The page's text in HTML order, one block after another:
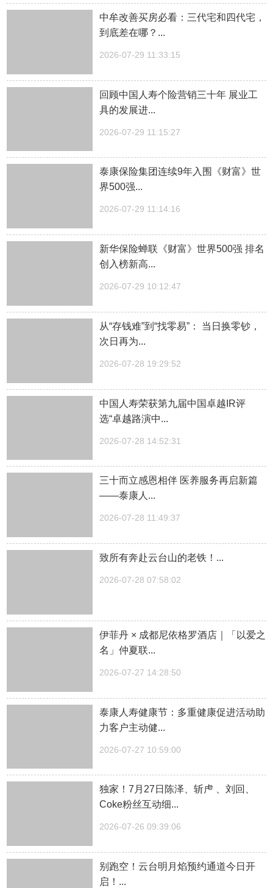
中牟改善买房必看：三代宅和四代宅，
到底差在哪？...
2026-07-29 11:33:15
回顾中国人寿个险营销三十年 展业工
具的发展进...
2026-07-29 11:15:27
泰康保险集团连续9年入围《财富》世
界500强...
2026-07-29 11:14:16
新华保险蝉联《财富》世界500强 排名
创入榜新高...
2026-07-29 10:12:47
从“存钱难”到“找零易”： 当日换零钞，
次日再为...
2026-07-28 19:29:52
中国人寿荣获第九届中国卓越IR评
选“卓越路演中...
2026-07-28 14:52:31
三十而立感恩相伴 医养服务再启新篇
——泰康人...
2026-07-28 11:49:37
致所有奔赴云台山的老铁！...
2026-07-28 07:58:02
伊菲丹 × 成都尼依格罗酒店｜「以爱之
名」仲夏联...
2026-07-27 14:28:50
泰康人寿健康节：多重健康促进活动助
力客户主动健...
2026-07-27 10:59:00
独家！7月27日陈泽、斩虍 、刘回、
Coke粉丝互动细...
2026-07-26 09:39:06
别跑空！云台明月焰预约通道今日开
启！...